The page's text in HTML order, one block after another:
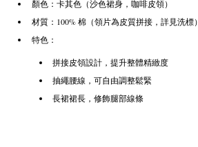
顏色：卡其色（沙色裙身，咖啡皮領）
材質：100% 棉（領片為皮質拼接，詳見洗標）
特色：
拼接皮領設計，提升整體精緻度
抽繩腰線，可自由調整鬆緊
長裙裙長，修飾腿部線條